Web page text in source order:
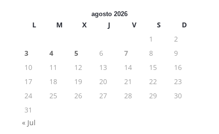
agosto 2026
L M X J V S
D
1
2
3
4 5 6 7 8
9
10
11 12 13 14 15
16
17
18 19 20 21 22
23
24
25 26 27 28 29
30
31
« Jul